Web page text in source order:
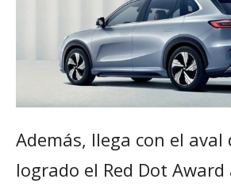
Además, llega con el aval
logrado el Red Dot